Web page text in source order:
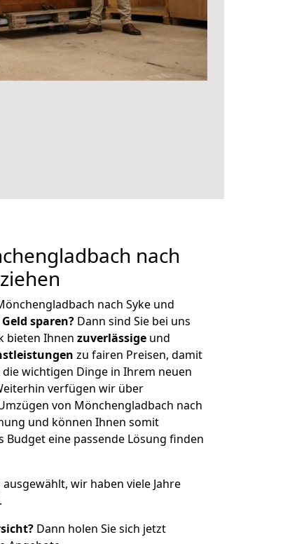
nach
nach Syke und
sparen? Dann sind Sie bei uns
bieten Ihnen zuverlässige und
zu fairen Preisen, damit
wichtigen Dinge in Ihrem neuen
verfügen wir über
von Mönchengladbach nach
und können Ihnen somit
eine passende Lösung finden
wir haben viele Jahre
Dann holen Sie sich jetzt